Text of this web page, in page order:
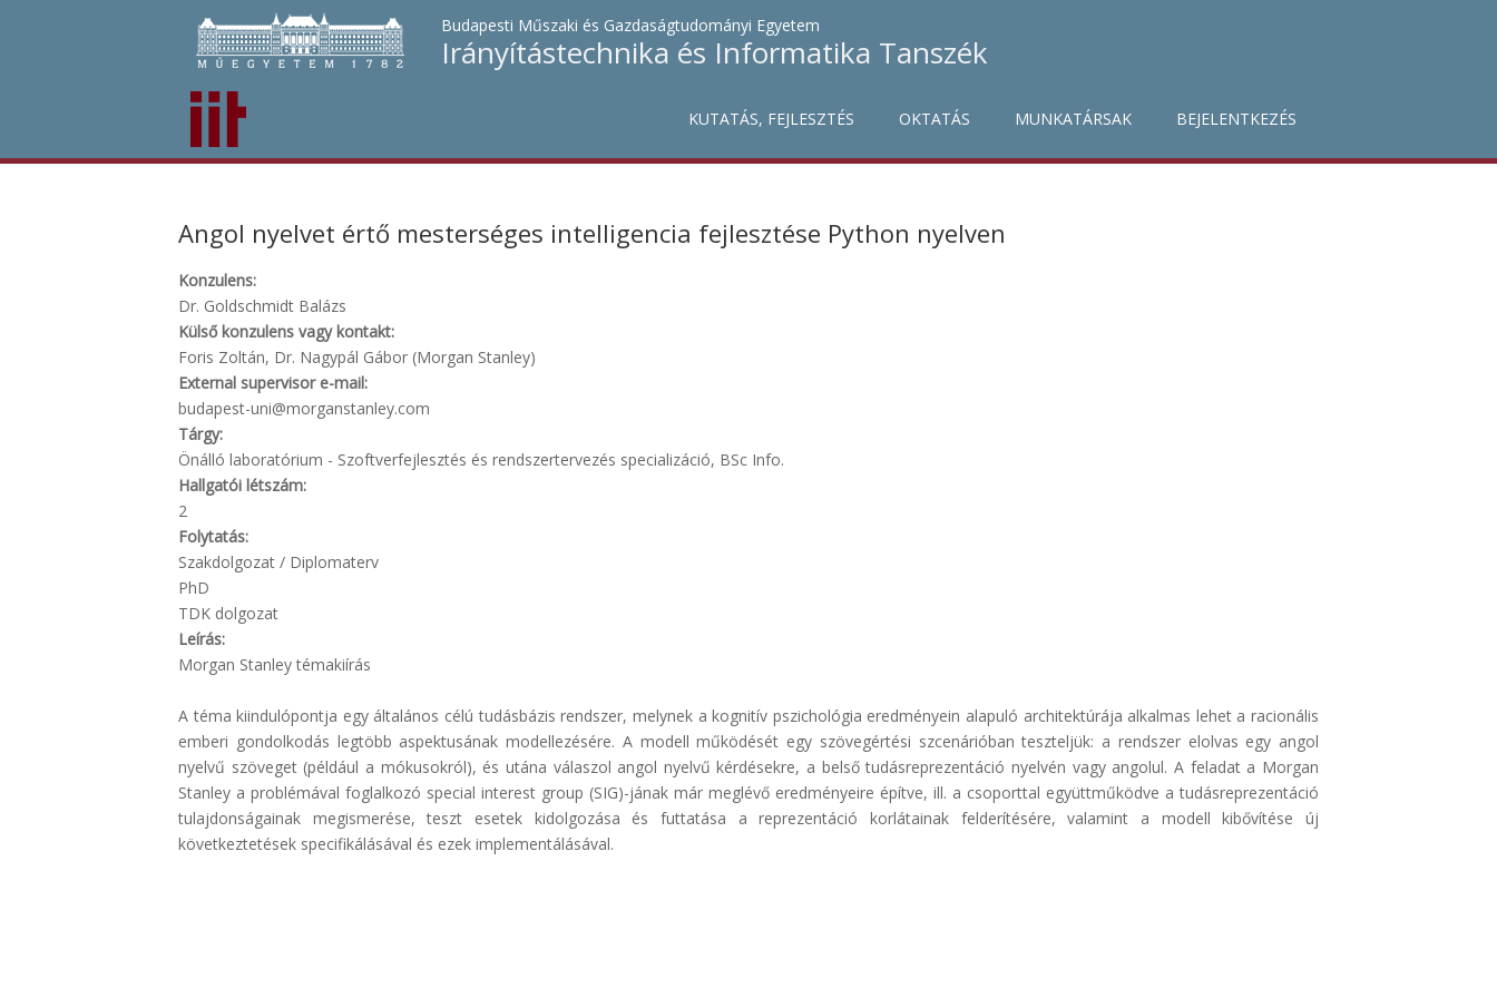
Budapesti Műszaki és Gazdaságtudományi Egyetem
Irányítástechnika és Informatika Tanszék
KUTATÁS, FEJLESZTÉS OKTATÁS MUNKATÁRSAK BEJELENTKEZÉS
Angol nyelvet értő mesterséges intelligencia fejlesztése Python nyelven
Konzulens:
Dr. Goldschmidt Balázs
Külső konzulens vagy kontakt:
Foris Zoltán, Dr. Nagypál Gábor (Morgan Stanley)
External supervisor e-mail:
budapest-uni@morganstanley.com
Tárgy:
Önálló laboratórium - Szoftverfejlesztés és rendszertervezés specializáció, BSc Info.
Hallgatói létszám:
2
Folytatás:
Szakdolgozat / Diplomaterv
PhD
TDK dolgozat
Leírás:
Morgan Stanley témakiírás
A téma kiindulópontja egy általános célú tudásbázis rendszer, melynek a kognitív pszichológia eredményein alapuló architektúrája alkalmas lehet a racionális
emberi gondolkodás legtöbb aspektusának modellezésére. A modell működését egy szövegértési szcenárióban teszteljük: a rendszer elolvas egy angol
nyelvű szöveget (például a mókusokról), és utána válaszol angol nyelvű kérdésekre, a belső tudásreprezentáció nyelvén vagy angolul. A feladat a Morgan
Stanley a problémával foglalkozó special interest group (SIG)-jának már meglévő eredményeire építve, ill. a csoporttal együttműködve a tudásreprezentáció
tulajdonságainak megismerése, teszt esetek kidolgozása és futtatása a reprezentáció korlátainak felderítésére, valamint a modell kibővítése új
következtetések specifikálásával és ezek implementálásával.